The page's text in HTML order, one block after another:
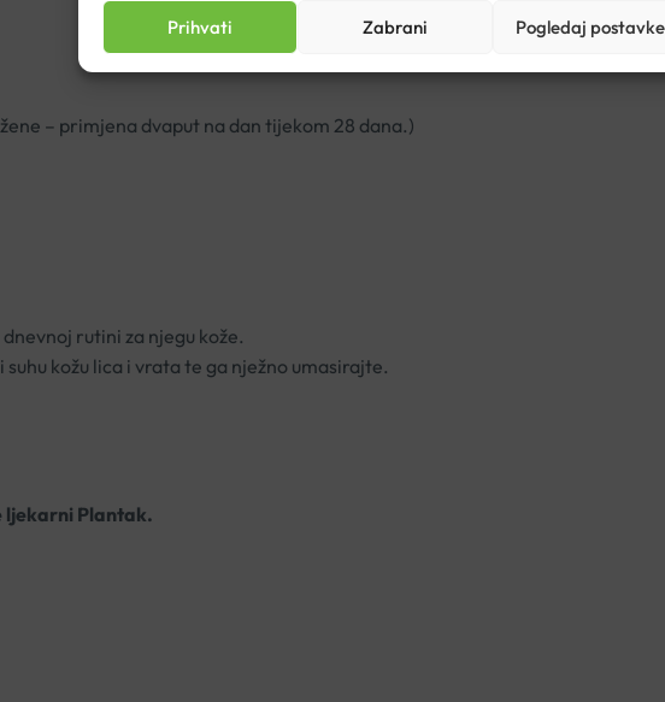
Prihvati Zabrani Pogledaj postavke
– primjena dvaput na dan tijekom 28 dana.)
rutini za njegu kože.
kožu lica i vrata te ga nježno umasirajte.
ljekarni Plantak.